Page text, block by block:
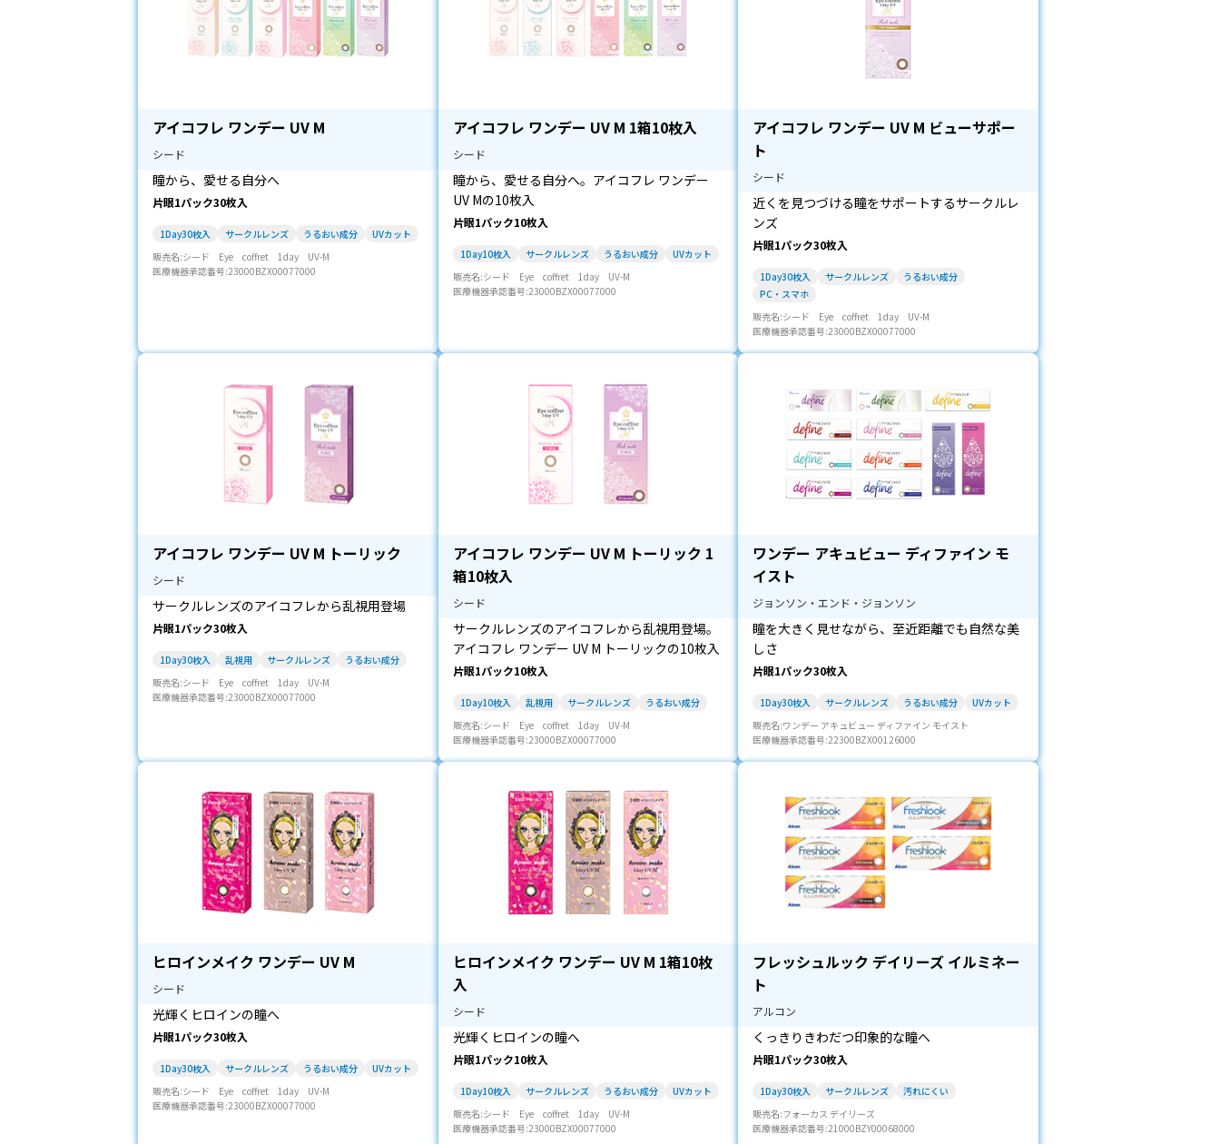
アイコフレ ワンデー UV M
シード
瞳から、愛せる自分へ
片眼1パック30枚入
1Day30枚入 サークルレンズ うるおい成分
UVカット
販売名:シード Eye coffret 1day UV-M
医療機器承認番号:23000BZX00077000
アイコフレ ワンデー UV M 1箱10枚入
シード
瞳から、愛せる自分へ。アイコフレ ワンデー
UV Mの10枚入
片眼1パック10枚入
1Day10枚入 サークルレンズ うるおい成分
UVカット
販売名:シード Eye coffret 1day UV-M
医療機器承認番号:23000BZX00077000
アイコフレ ワンデー UV M ビューサポー
ト
シード
近くを見つづける瞳をサポートするサークルレ
ンズ
片眼1パック30枚入
1Day30枚入 サークルレンズ
うるおい成分
PC・スマホ
販売名:シード Eye coffret 1day UV-M
医療機器承認番号:23000BZX00077000
アイコフレ ワンデー UV M トーリック
シード
サークルレンズのアイコフレから乱視用登場
片眼1パック30枚入
1Day30枚入 乱視用 サークルレンズ
うるおい成分
販売名:シード Eye coffret 1day UV-M
医療機器承認番号:23000BZX00077000
アイコフレ ワンデー UV M トーリック 1
箱10枚入
シード
サークルレンズのアイコフレから乱視用登場。
アイコフレ ワンデー UV M トーリックの10枚入
片眼1パック10枚入
1Day10枚入 乱視用 サークルレンズ
うるおい成分
販売名:シード Eye coffret 1day UV-M
医療機器承認番号:23000BZX00077000
ワンデー アキュビュー ディファイン モ
イスト
ジョンソン・エンド・ジョンソン
瞳を大きく見せながら、至近距離でも自然な美
しさ
片眼1パック30枚入
1Day30枚入 サークルレンズ うるおい成分
UVカット
販売名:ワンデー アキュビュー ディファイン モイスト
医療機器承認番号:22300BZX00126000
ヒロインメイク ワンデー UV M
シード
光輝くヒロインの瞳へ
片眼1パック30枚入
1Day30枚入 サークルレンズ うるおい成分
UVカット
販売名:シード Eye coffret 1day UV-M
医療機器承認番号:23000BZX00077000
ヒロインメイク ワンデー UV M 1箱10枚
入
シード
光輝くヒロインの瞳へ
片眼1パック10枚入
1Day10枚入 サークルレンズ うるおい成分
UVカット
販売名:シード Eye coffret 1day UV-M
医療機器承認番号:23000BZX00077000
フレッシュルック デイリーズ イルミネー
ト
アルコン
くっきりきわだつ印象的な瞳へ
片眼1パック30枚入
1Day30枚入 サークルレンズ
汚れにくい
販売名:フォーカス デイリーズ
医療機器承認番号:21000BZY00068000